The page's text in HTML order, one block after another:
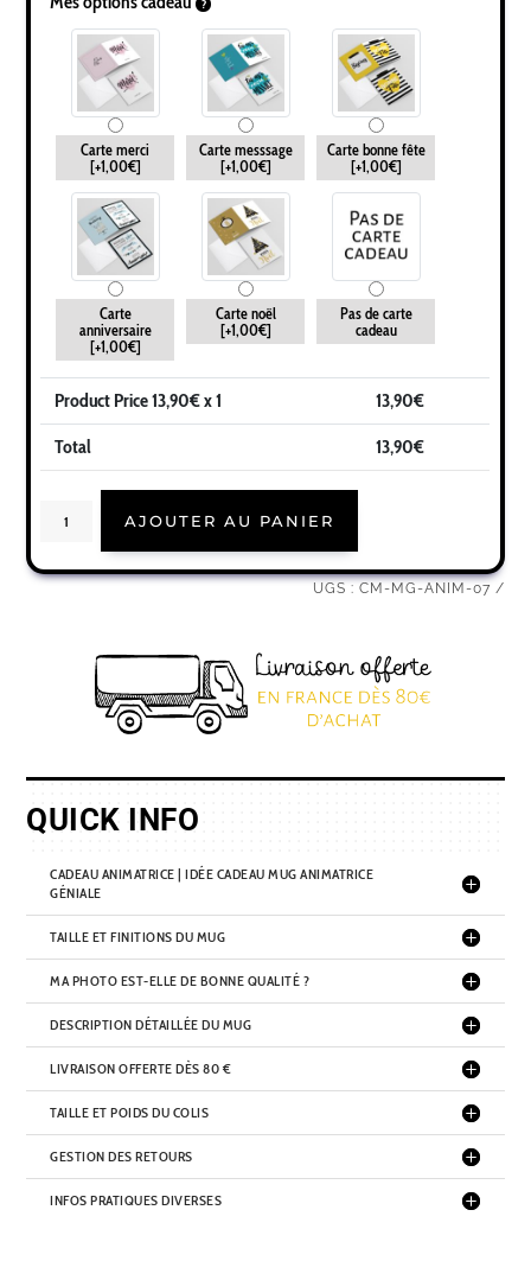
Carte merci
[+1,00€]
Carte messsage
[+1,00€]
Carte bonne fête
[+1,00€]
Carte
anniversaire
[+1,00€]
Carte noël
[+1,00€]
Pas de carte
cadeau
Product Price13,90€ x 1 13,90€
Total 13,90€
animatrice
|
AJOUTER AU PANIER
UGS : CM-MG-ANIM-07
QUICK INFO
CADEAU ANIMATRICE | IDÉE CADEAU MUG ANIMATRICE
GÉNIALE
TAILLE ET FINITIONS DU MUG
MA PHOTO EST-ELLE DE BONNE QUALITÉ ?
DESCRIPTION DÉTAILLÉE DU MUG
LIVRAISON OFFERTE DÈS 80 €
TAILLE ET POIDS DU COLIS
GESTION DES RETOURS
INFOS PRATIQUES DIVERSES